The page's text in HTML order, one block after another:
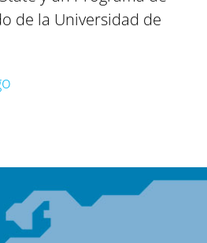
de la Universidad de